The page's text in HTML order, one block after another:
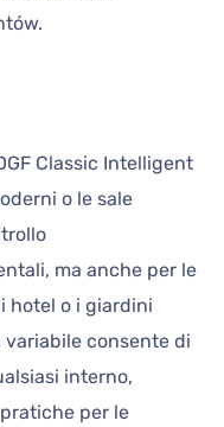
Classic Intelligent
o le sale
ma anche per le
hotel o i giardini
consente di
interno,
per le